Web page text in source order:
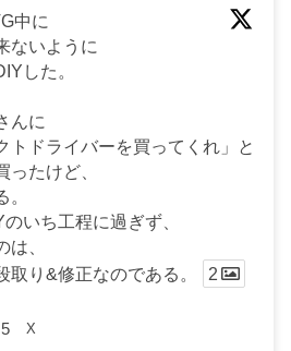
中に
ないように
した。
んに
トドライバーを買ってくれ」と
ったけど、
いち工程に過ぎず、
は、
取り&修正なのである。
2
5 X